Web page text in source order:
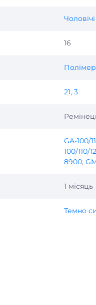
Чоловічі
16
Полімер
21, 3
GA-100/
100/110/
8900,
1 місяць
Темно